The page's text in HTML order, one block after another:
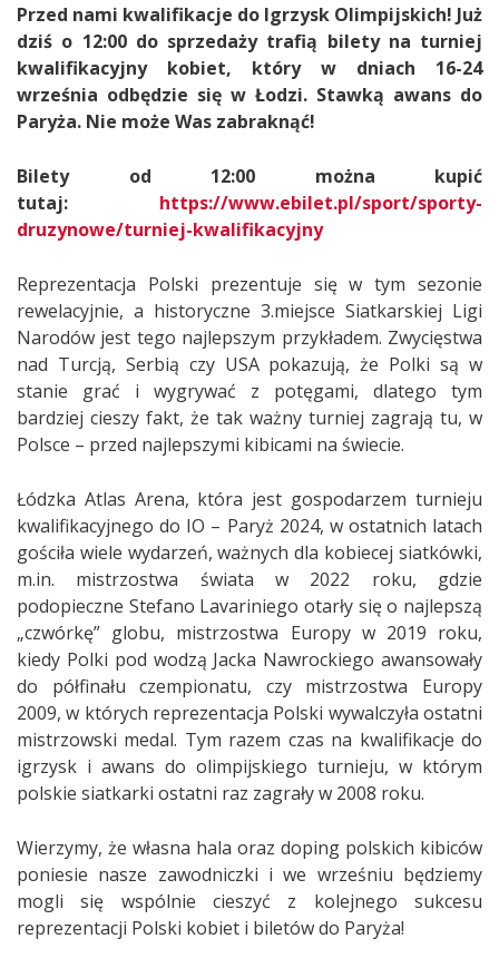
Przed nami kwalifikacje do Igrzysk Olimpijskich! Już
dziś o 12:00 do sprzedaży trafią bilety na turniej
kwalifikacyjny kobiet, który w dniach 16-24
września odbędzie się w Łodzi. Stawką awans do
Paryża. Nie może Was zabraknąć!
Bilety od 12:00 można kupić
tutaj:
https://www.ebilet.pl/sport/sporty-
druzynowe/turniej-kwalifikacyjny
Reprezentacja Polski prezentuje się w tym sezonie
rewelacyjnie, a historyczne 3.miejsce Siatkarskiej Ligi
Narodów jest tego najlepszym przykładem. Zwycięstwa
nad Turcją, Serbią czy USA pokazują, że Polki są w
stanie grać i wygrywać z potęgami, dlatego tym
bardziej cieszy fakt, że tak ważny turniej zagrają tu, w
Polsce – przed najlepszymi kibicami na świecie.
Łódzka Atlas Arena, która jest gospodarzem turnieju
kwalifikacyjnego do IO – Paryż 2024, w ostatnich latach
gościła wiele wydarzeń, ważnych dla kobiecej siatkówki,
m.in. mistrzostwa świata w 2022 roku, gdzie
podopieczne Stefano Lavariniego otarły się o najlepszą
„czwórkę” globu, mistrzostwa Europy w 2019 roku,
kiedy Polki pod wodzą Jacka Nawrockiego awansowały
do półfinału czempionatu, czy mistrzostwa Europy
2009, w których reprezentacja Polski wywalczyła ostatni
mistrzowski medal. Tym razem czas na kwalifikacje do
igrzysk i awans do olimpijskiego turnieju, w którym
polskie siatkarki ostatni raz zagrały w 2008 roku.
Wierzymy, że własna hala oraz doping polskich kibiców
poniesie nasze zawodniczki i we wrześniu będziemy
mogli się wspólnie cieszyć z kolejnego sukcesu
reprezentacji Polski kobiet i biletów do Paryża!